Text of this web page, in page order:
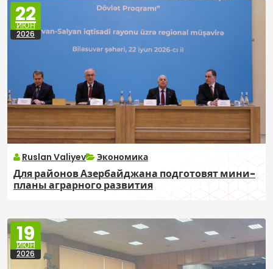
22
ИЮН
2026
Ruslan Valiyev Экономика
Для районов Азербайджана подготовят мини-
планы аграрного развития
19
ИЮН
2026